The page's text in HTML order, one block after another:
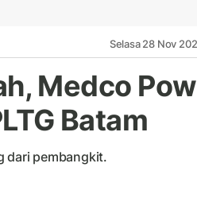
Selasa 28 Nov
Medco
Batam
dari pembangkit.